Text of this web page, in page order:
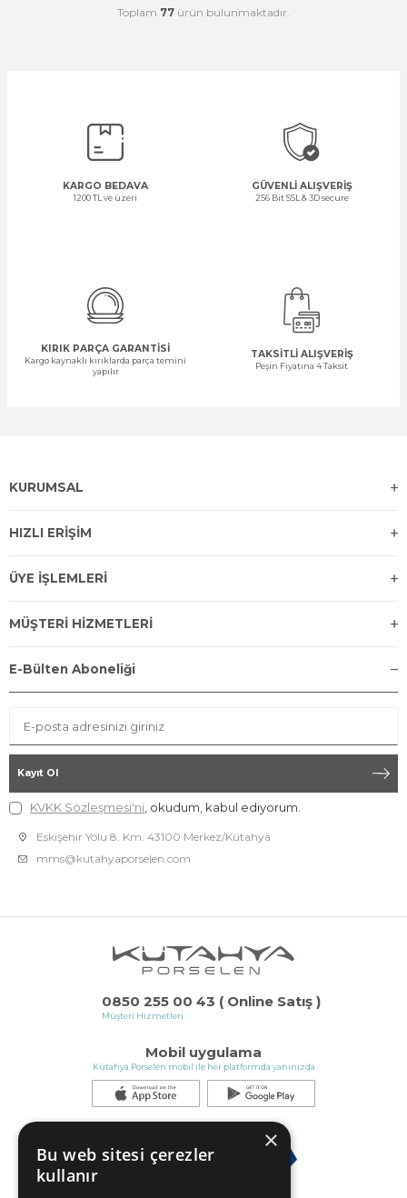
Toplam 77 ürün bulunmaktadır.
KARGO BEDAVA
1200 TL ve üzeri
GÜVENLİ ALIŞVERİŞ
256 Bit SSL & 3D secure
KIRIK PARÇA GARANTİSİ
Kargo kaynaklı kırıklarda parça temini
yapılır
TAKSİTLİ ALIŞVERİŞ
Peşin Fiyatına 4 Taksit
0850 255 00 43 ( Online Satış )
Müşteri Hizmetleri
Mobil uygulama
Kütahya Porselen mobil ile her platformda yanınızda
KURUMSAL
HIZLI ERİŞİM
ÜYE İŞLEMLERİ
MÜŞTERİ HİZMETLERİ
E-Bülten Aboneliği
Kayıt Ol
KVKK Sözleşmesi'ni , okudum, kabul ediyorum.
Eskişehir Yolu 8. Km. 43100 Merkez/Kütahya
mms@kutahyaporselen.com
×
Bu web sitesi çerezler
kullanır